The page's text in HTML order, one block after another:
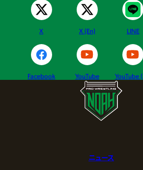
X X (En) LINE
Facebook YouTube YouTube
ニュース